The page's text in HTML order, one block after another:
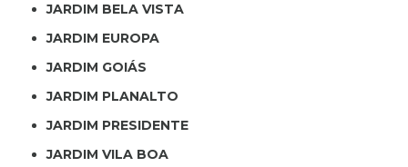
JARDIM BELA VISTA
JARDIM EUROPA
JARDIM GOIÁS
JARDIM PLANALTO
JARDIM PRESIDENTE
JARDIM VILA BOA